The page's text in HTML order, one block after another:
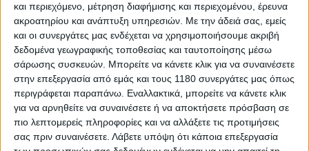
και περιεχόμενο, μέτρηση διαφήμισης και περιεχομένου, έρευνα
ακροατηρίου και ανάπτυξη υπηρεσιών. Με την άδειά σας, εμείς
και οι συνεργάτες μας ενδέχεται να χρησιμοποιήσουμε ακριβή
δεδομένα γεωγραφικής τοποθεσίας και ταυτοποίησης μέσω
σάρωσης συσκευών. Μπορείτε να κάνετε κλικ για να συναινέσετε
στην επεξεργασία από εμάς και τους 1180 συνεργάτες μας όπως
περιγράφεται παραπάνω. Εναλλακτικά, μπορείτε να κάνετε κλικ
για να αρνηθείτε να συναινέσετε ή να αποκτήσετε πρόσβαση σε
πιο λεπτομερείς πληροφορίες και να αλλάξετε τις προτιμήσεις
σας πριν συναινέσετε. Λάβετε υπόψη ότι κάποια επεξεργασία
Επικαιρότητα 13/2/2025
Honda, Nissan και Mitsubishi - Άδοξα τελείωσε η
διερεύνηση συνεργασίας... [VIDEO]
Οι πληροφορίες για την κατάρρευση των συνομιλιών μεταξύ
Honda, Nissan και Mitsubishi (με την τελευταία να ανήκει εν
μέρει στη Nissan) είχαν διαρρεύσει στον ιαπωνικό τύπο εδώ
και μια εβδομάδα τουλάχιστ...